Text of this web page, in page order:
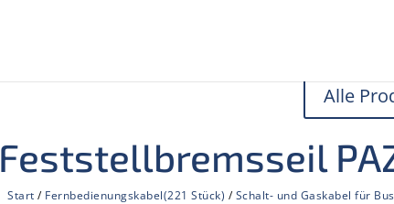
Alle
Feststellbremsseil
Start / Fernbedienungskabel(221 Stück) /Schalt- und Gaskabel für